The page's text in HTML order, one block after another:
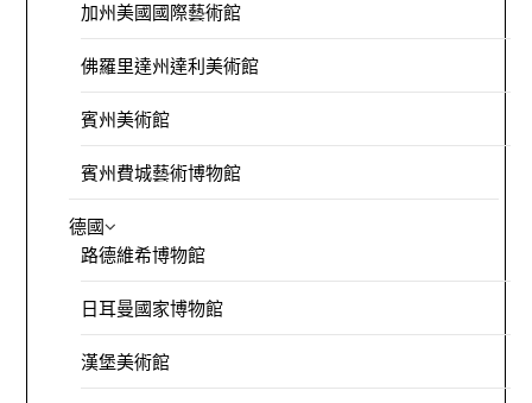
加州美國國際藝術館
佛羅里達州達利美術館
賓州美術館
賓州費城藝術博物館
德國
路德維希博物館
日耳曼國家博物館
漢堡美術館